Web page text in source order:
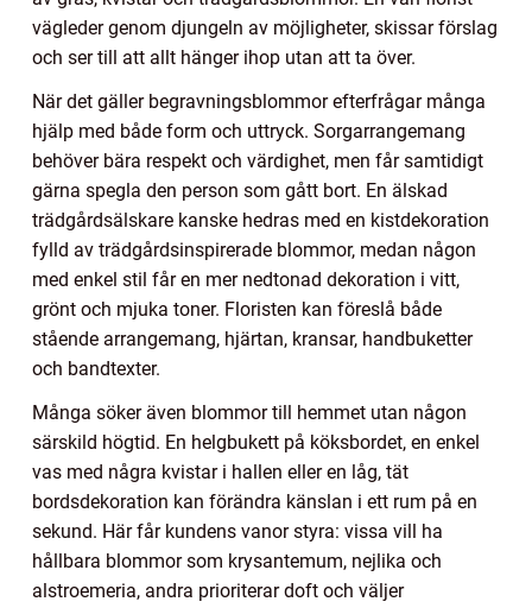
vägleder genom djungeln av möjligheter, skissar förslag
och ser till att allt hänger ihop utan att ta över.
När det gäller begravningsblommor efterfrågar många
hjälp med både form och uttryck. Sorgarrangemang
behöver bära respekt och värdighet, men får samtidigt
gärna spegla den person som gått bort. En älskad
trädgårdsälskare kanske hedras med en kistdekoration
fylld av trädgårdsinspirerade blommor, medan någon
med enkel stil får en mer nedtonad dekoration i vitt,
grönt och mjuka toner. Floristen kan föreslå både
stående arrangemang, hjärtan, kransar, handbuketter
och bandtexter.
Många söker även blommor till hemmet utan någon
särskild högtid. En helgbukett på köksbordet, en enkel
vas med några kvistar i hallen eller en låg, tät
bordsdekoration kan förändra känslan i ett rum på en
sekund. Här får kundens vanor styra: vissa vill ha
hållbara blommor som krysantemum, nejlika och
alstroemeria, andra prioriterar doft och väljer